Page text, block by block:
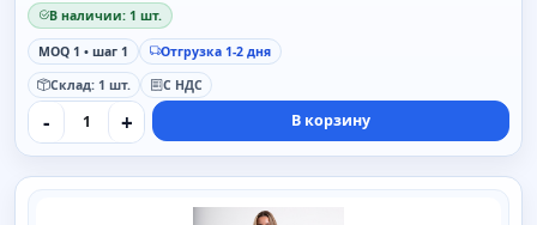
В наличии: 1 шт.
MOQ 1 • шаг 1
Отгрузка 1-2 дня
Склад: 1 шт.
С НДС
- + В корзину
SAIMAA